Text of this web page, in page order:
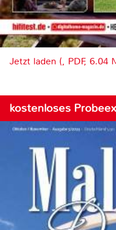
Jetzt laden (, PDF, 6.04
kostenloses